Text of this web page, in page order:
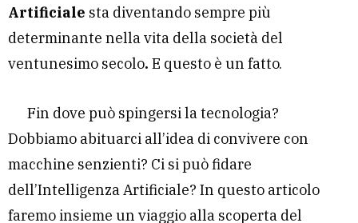
Artificiale sta diventando sempre più
determinante nella vita della società del
ventunesimo secolo. E questo è un fatto.
Fin dove può spingersi la tecnologia?
Dobbiamo abituarci all’idea di convivere con
macchine senzienti? Ci si può fidare
dell’Intelligenza Artificiale? In questo articolo
faremo insieme un viaggio alla scoperta del